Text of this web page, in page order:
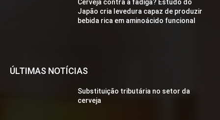
Cerveja contra a fadiga? Estudo do
Japão cria levedura capaz de produzir
bebida rica em aminoácido funcional
ÚLTIMAS NOTÍCIAS
Substituição tributária no setor da
cerveja